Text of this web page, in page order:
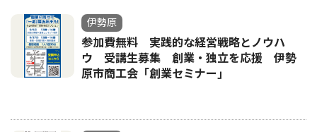
伊勢原
参加費無料 実践的な経営戦略とノウハ
ウ 受講生募集 創業・独立を応援 伊勢
原市商工会「創業セミナー｣